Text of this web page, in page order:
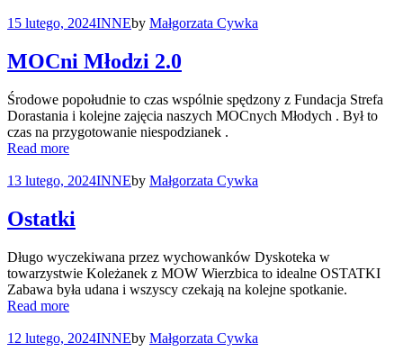
15 lutego, 2024INNEby Małgorzata Cywka
MOCni Młodzi 2.0
Środowe popołudnie to czas wspólnie spędzony z Fundacja Strefa
Dorastania i kolejne zajęcia naszych MOCnych Młodych . Był to
czas na przygotowanie niespodzianek .
Read more
13 lutego, 2024INNEby Małgorzata Cywka
Ostatki
Długo wyczekiwana przez wychowanków Dyskoteka w
towarzystwie Koleżanek z MOW Wierzbica to idealne OSTATKI
Zabawa była udana i wszyscy czekają na kolejne spotkanie.
Read more
12 lutego, 2024INNEby Małgorzata Cywka